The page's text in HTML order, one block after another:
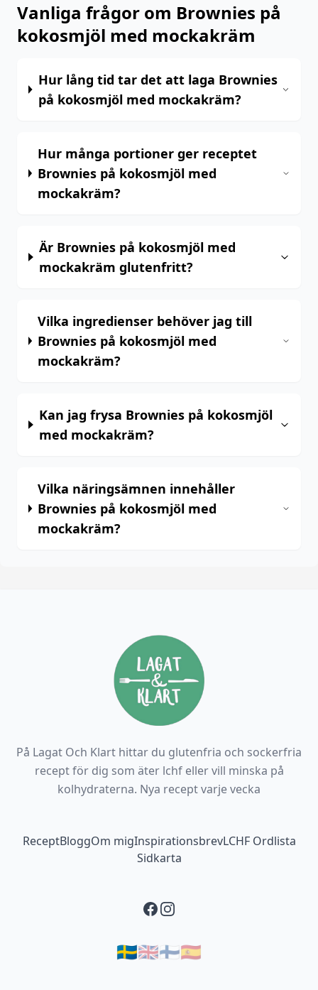
Vanliga frågor om Brownies på
kokosmjöl med mockakräm
Hur lång tid tar det att laga Brownies
på kokosmjöl med mockakräm?
Hur många portioner ger receptet
Brownies på kokosmjöl med
mockakräm?
Är Brownies på kokosmjöl med
mockakräm glutenfritt?
Vilka ingredienser behöver jag till
Brownies på kokosmjöl med
mockakräm?
Kan jag frysa Brownies på kokosmjöl
med mockakräm?
Vilka näringsämnen innehåller
Brownies på kokosmjöl med
mockakräm?
På Lagat Och Klart hittar du glutenfria och sockerfria
recept för dig som äter lchf eller vill minska på
kolhydraterna. Nya recept varje vecka
Footer navigation
ReceptBloggOm migInspirationsbrevLCHF Ordlista
Sidkarta
Facebook
Instagram
🇸🇪🇬🇧🇫🇮🇪🇸